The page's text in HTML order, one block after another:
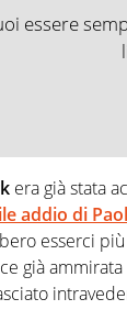
essere
era già stata
addio di
esserci
già